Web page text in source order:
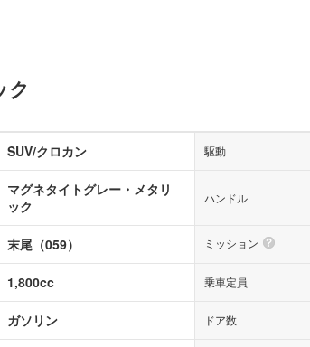
ク
SUV/クロカン 駆動
マグネタイトグレー・メタリ
ック
ハンドル
末尾（059） ミッション
1,800cc 乗車定員
ガソリン ドア数